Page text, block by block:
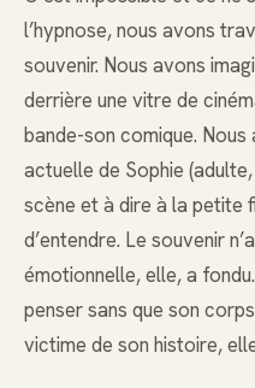
l’hypnose, nous avons
souvenir. Nous avons
derrière une vitre de
bande-son comique.
actuelle de Sophie
scène et à dire à la petite
d’entendre. Le souvenir
émotionnelle, elle, a
penser sans que son
victime de son histoire,